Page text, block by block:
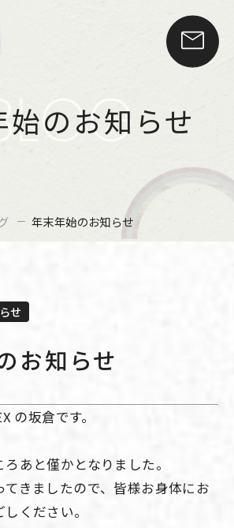
始のお知らせ
年末年始のお知らせ
せ
お知らせ
の坂倉です。
あと僅かとなりました。
きましたので、皆様お身体にお
ください。